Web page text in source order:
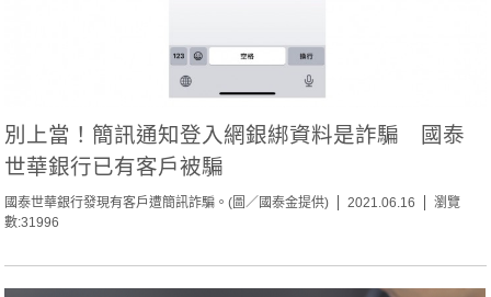
別上當！簡訊通知登入網銀綁資料是詐騙 國泰
世華銀行已有客戶被騙
國泰世華銀行發現有客戶遭簡訊詐騙。(圖／國泰金提供) 2021.06.16
瀏覽
數:31996